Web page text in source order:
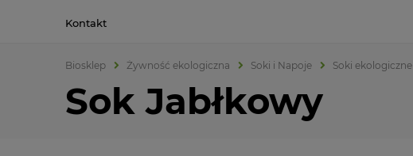
Kontakt
Biosklep Żywność ekologiczna Soki i Napoje Soki ekologiczne
Sok Jabłkowy